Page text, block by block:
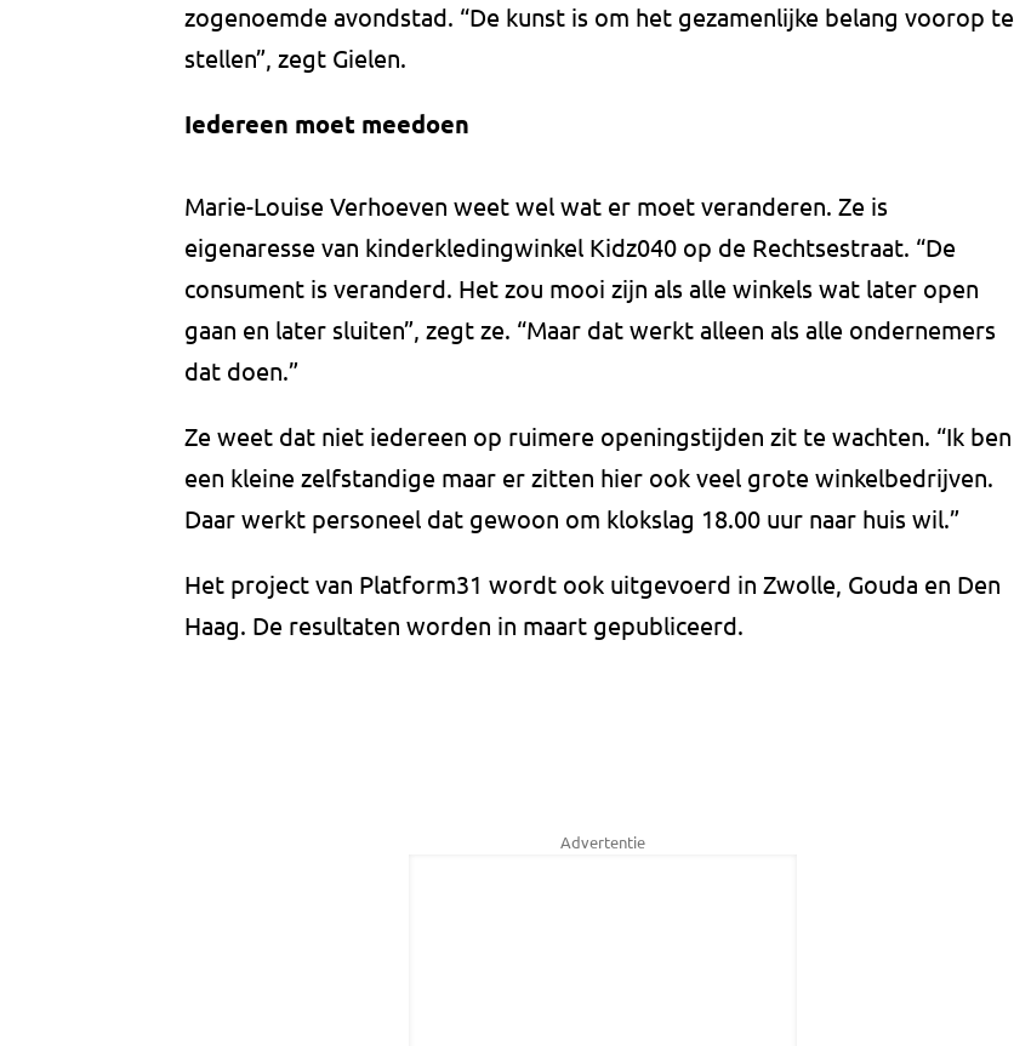
zogenoemde avondstad. “De kunst is om het gezamenlijke belang voorop te
stellen”, zegt Gielen.
Iedereen moet meedoen
Marie-Louise Verhoeven weet wel wat er moet veranderen. Ze is
eigenaresse van kinderkledingwinkel Kidz040 op de Rechtsestraat. “De
consument is veranderd. Het zou mooi zijn als alle winkels wat later open
gaan en later sluiten”, zegt ze. “Maar dat werkt alleen als alle ondernemers
dat doen.”
Ze weet dat niet iedereen op ruimere openingstijden zit te wachten. “Ik ben
een kleine zelfstandige maar er zitten hier ook veel grote winkelbedrijven.
Daar werkt personeel dat gewoon om klokslag 18.00 uur naar huis wil.”
Het project van Platform31 wordt ook uitgevoerd in Zwolle, Gouda en Den
Haag. De resultaten worden in maart gepubliceerd.
Advertentie